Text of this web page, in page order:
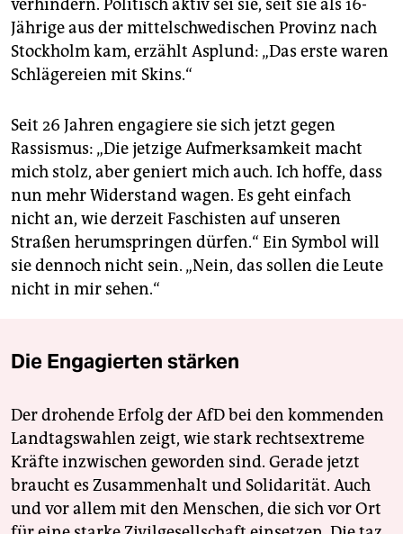
verhindern. Politisch aktiv sei sie, seit sie als 16-
Jährige aus der mittelschwedischen Provinz nach
Stockholm kam, erzählt Asplund: „Das erste waren
Schlägereien mit Skins.“
Seit 26 Jahren engagiere sie sich jetzt gegen
Rassismus: „Die jetzige Aufmerksamkeit macht
mich stolz, aber geniert mich auch. Ich hoffe, dass
nun mehr Widerstand wagen. Es geht einfach
nicht an, wie derzeit Faschisten auf unseren
Straßen herumspringen dürfen.“ Ein Symbol will
sie dennoch nicht sein. „Nein, das sollen die Leute
nicht in mir sehen.“
Die Engagierten stärken
Der drohende Erfolg der AfD bei den kommenden
Landtagswahlen zeigt, wie stark rechtsextreme
Kräfte inzwischen geworden sind. Gerade jetzt
braucht es Zusammenhalt und Solidarität. Auch
und vor allem mit den Menschen, die sich vor Ort